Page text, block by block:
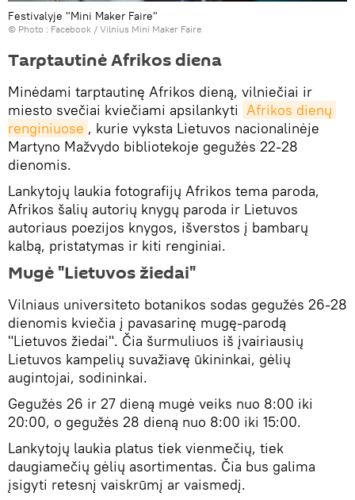
Festivalyje "Mini Maker Faire"
© Photo : Facebook / Vilnius Mini Maker Faire
Tarptautinė Afrikos diena
Minėdami tarptautinę Afrikos dieną, vilniečiai ir
miesto svečiai kviečiami apsilankyti Afrikos dienų
renginiuose , kurie vyksta Lietuvos nacionalinėje
Martyno Mažvydo bibliotekoje gegužės 22-28
dienomis.
Lankytojų laukia fotografijų Afrikos tema paroda,
Afrikos šalių autorių knygų paroda ir Lietuvos
autoriaus poezijos knygos, išverstos į bambarų
kalbą, pristatymas ir kiti renginiai.
Mugė "Lietuvos žiedai"
Vilniaus universiteto botanikos sodas gegužės 26-28
dienomis kviečia į pavasarinę mugę-parodą
"Lietuvos žiedai". Čia šurmuliuos iš įvairiausių
Lietuvos kampelių suvažiavę ūkininkai, gėlių
augintojai, sodininkai.
Gegužės 26 ir 27 dieną mugė veiks nuo 8:00 iki
20:00, o gegužės 28 dieną nuo 8:00 iki 15:00.
Lankytojų laukia platus tiek vienmečių, tiek
daugiamečių gėlių asortimentas. Čia bus galima
įsigyti retesnį vaiskrūmį ar vaismedį.